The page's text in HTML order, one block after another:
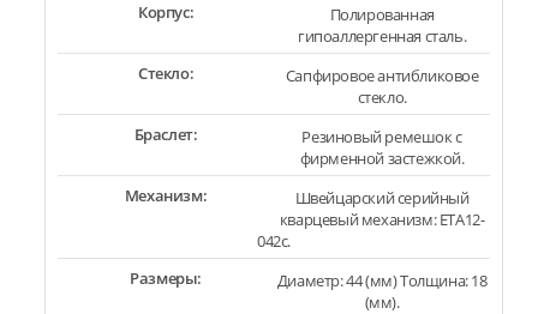
Корпус:
Полированная
гипоаллергенная сталь.
Стекло:
Сапфировое антибликовое
стекло.
Браслет:
Резиновый ремешок с
фирменной застежкой.
Механизм:
Швейцарский серийный
кварцевый механизм: ETA12-
042c.
Размеры:
Диаметр: 44 (мм) Толщина: 18
(мм).